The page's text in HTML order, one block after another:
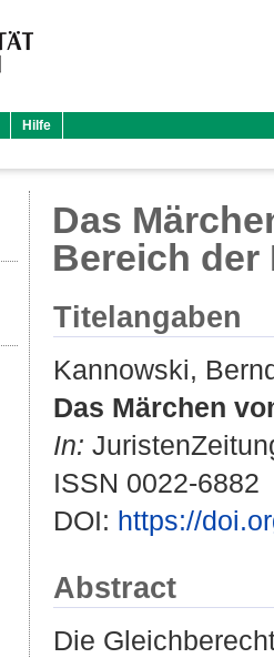
Hilfe
Das
Bereich der
Titelangaben
Kannowski,
Das Märchen
In:
ISSN 0022-6882
DOI: https://
Abstract
Die